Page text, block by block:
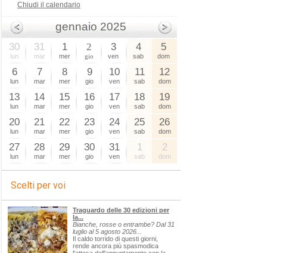
Chiudi il calendario
gennaio 2025
30
lun
31
mar
1
mer
2
gio
3
ven
4
sab
5
dom
6
lun
7
mar
8
mer
9
gio
10
ven
11
sab
12
dom
13
lun
14
mar
15
mer
16
gio
17
ven
18
sab
19
dom
20
lun
21
mar
22
mer
23
gio
24
ven
25
sab
26
dom
27
lun
28
mar
29
mer
30
gio
31
ven
1
sab
2
dom
Scelti per voi
Traguardo delle 30 edizioni per
la...
Bianche, rosse o entrambe? Dal 31
luglio al 5 agosto 2026...
Il caldo torrido di questi giorni,
rende ancora più spasmodica